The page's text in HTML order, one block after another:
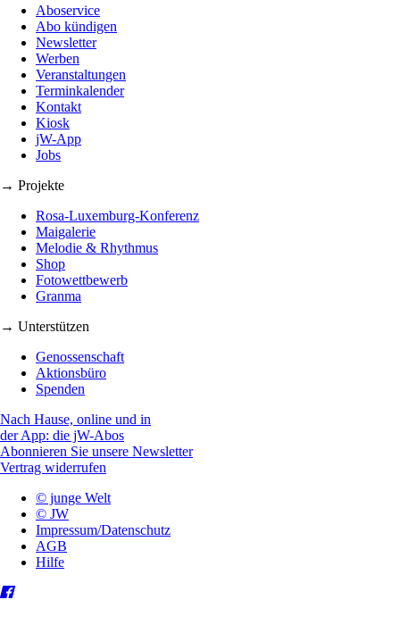
Aboservice
Abo kündigen
Newsletter
Werben
Veranstaltungen
Terminkalender
Kontakt
Kiosk
jW-App
Jobs
→ Projekte
Rosa-Luxemburg-Konferenz
Maigalerie
Melodie & Rhythmus
Shop
Fotowettbewerb
Granma
→ Unterstützen
Genossenschaft
Aktionsbüro
Spenden
Nach Hause, online und in
der App: die jW-Abos
Abonnieren Sie unsere Newsletter
Vertrag widerrufen
© junge Welt
© JW
Impressum/Datenschutz
AGB
Hilfe